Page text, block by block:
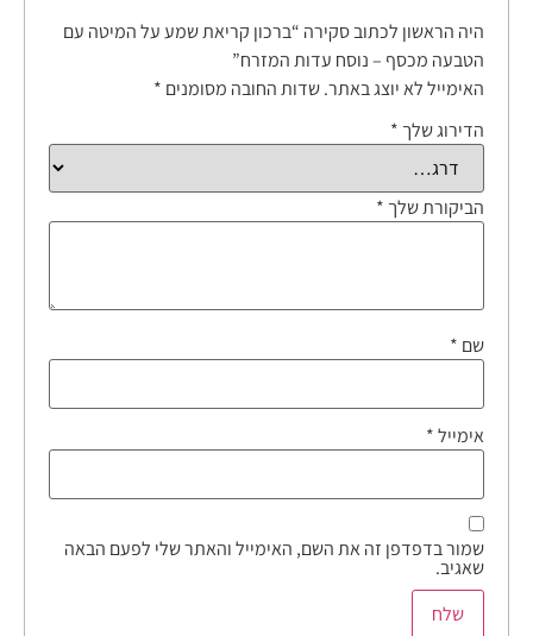
היה הראשון לכתוב סקירה “ברכון קריאת שמע על המיטה עם
הטבעה מכסף – נוסח עדות המזרח”
האימייל לא יוצג באתר.שדות החובה מסומנים *
הדירוג שלך *
הביקורת שלך *
שם *
אימייל*
שמור בדפדפן זה את השם, האימייל והאתר שלי לפעם הבאה
שאגיב.